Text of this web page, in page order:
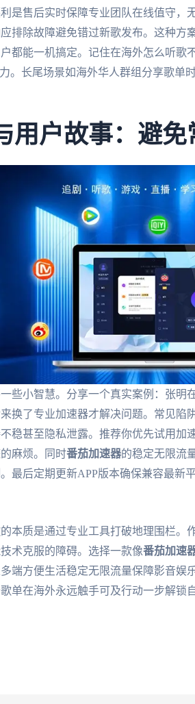
是售后实时保障专业团队在线值守，
排除故障避免错过新歌发布。这种方
都能一机搞定。记住在海外怎么听歌
。长尾场景如海外华人群组分享歌单
用户故事：避
些小智慧。分享一个真实案例：张明
换了专业加速器才解决问题。常见陷
稳甚至隐私泄露。推荐你优先试用加
麻烦。同时番茄加速器的稳定无限流
最后定期更新APP版本确保兼容最新
本质是通过专业工具打破地理围栏。
术克服的障碍。选择一款像番茄加速
端方便生活稳定无限流量保障影音娱
单在海外永远触手可及行动一步解锁自